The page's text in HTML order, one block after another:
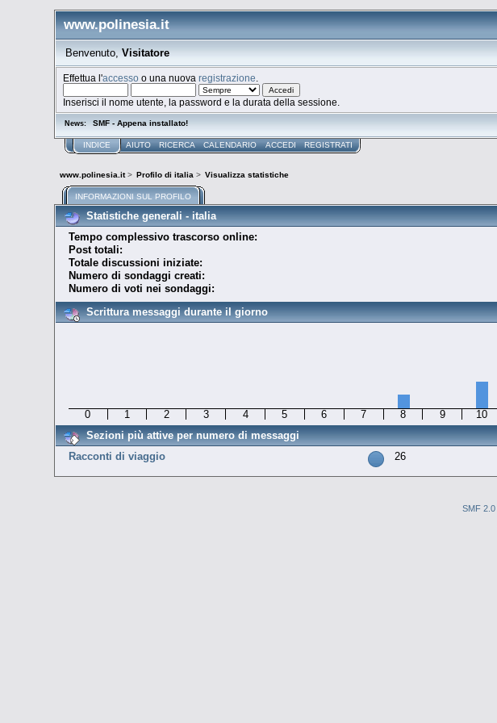
www.polinesia.it
Benvenuto, Visitatore
Effettua l'accesso o una nuovaregistrazione
Inserisci il nome utente, la password e la durata della sessione.
News: SMF - Appena installato!
INDICE AIUTO RICERCA CALENDARIO ACCEDI REGISTRATI
www.polinesia.it> Profilo di italia> Visualizza statistiche
INFORMAZIONI SUL PROFILO
Statistiche generali - italia
Tempo complessivo trascorso online:
Post totali:
Totale discussioni iniziate:
Numero di sondaggi creati:
Numero di voti nei sondaggi:
Scrittura messaggi durante il giorno
0 1 2 3 4 5 6 7 8 9 10
Sezioni più attive per numero di messaggi
Racconti di viaggio
26
SMF 2.0